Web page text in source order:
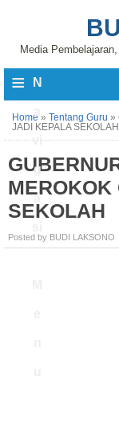
Media
≡ N
vi
g
a
Home » Tentang Guru »
JADI KEPALA SEKOLAH
MEROKOK
SEKOLAH
Posted by BUDI LAKSONO